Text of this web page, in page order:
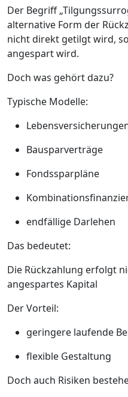
Der Begriff
alternative Form der
nicht direkt getilgt wird,
angespart wird.
Doch was gehört dazu?
Typische Modelle:
Bausparverträge
Fondssparpläne
endfällige Darlehen
Das bedeutet:
Die Rückzahlung erfolgt
angespartes Kapital
Der Vorteil:
geringere laufende
flexible Gestaltung
Doch auch Risiken